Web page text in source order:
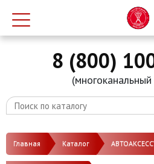
8 (800)
Главная Каталог